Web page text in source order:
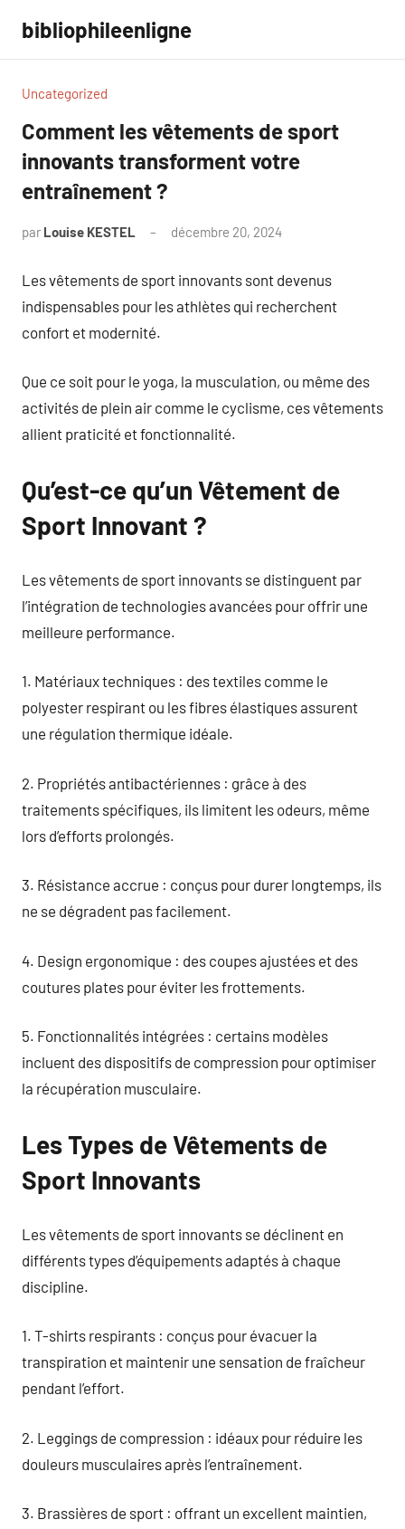
contenu
bibliophileenligne
Uncategorized
Comment les vêtements de sport
innovants transforment votre
entraînement ?
par Louise KESTEL décembre 20, 2024
Les vêtements de sport innovants sont devenus
indispensables pour les athlètes qui recherchent
confort et modernité.
Que ce soit pour le yoga, la musculation, ou même des
activités de plein air comme le cyclisme, ces vêtements
allient praticité et fonctionnalité.
Qu’est-ce qu’un Vêtement de
Sport Innovant ?
Les vêtements de sport innovants se distinguent par
l’intégration de technologies avancées pour offrir une
meilleure performance.
1. Matériaux techniques : des textiles comme le
polyester respirant ou les fibres élastiques assurent
une régulation thermique idéale.
2. Propriétés antibactériennes : grâce à des
traitements spécifiques, ils limitent les odeurs, même
lors d’efforts prolongés.
3. Résistance accrue : conçus pour durer longtemps, ils
ne se dégradent pas facilement.
4. Design ergonomique : des coupes ajustées et des
coutures plates pour éviter les frottements.
5. Fonctionnalités intégrées : certains modèles
incluent des dispositifs de compression pour optimiser
la récupération musculaire.
Les Types de Vêtements de
Sport Innovants
Les vêtements de sport innovants se déclinent en
différents types d’équipements adaptés à chaque
discipline.
1. T-shirts respirants : conçus pour évacuer la
transpiration et maintenir une sensation de fraîcheur
pendant l’effort.
2. Leggings de compression : idéaux pour réduire les
douleurs musculaires après l’entraînement.
3. Brassières de sport : offrant un excellent maintien,